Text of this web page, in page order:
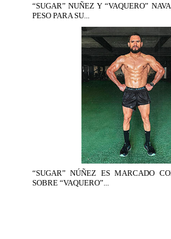
“SUGAR” NUÑEZ Y “VAQUERO”
PESO PARA SU...
“SUGAR” NÚÑEZ ES MARCADO
SOBRE “VAQUERO”...